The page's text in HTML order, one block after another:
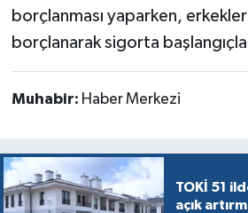
borçlanması yaparken,
borçlanarak sigorta
Muhabir: Haber Merkezi
TOKİ 51
açık